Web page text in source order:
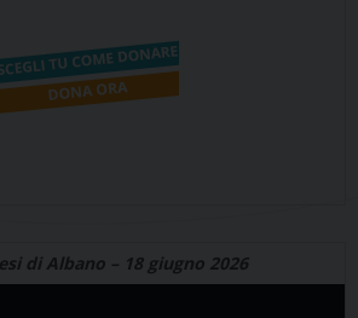
di Albano – 18 giugno 2026